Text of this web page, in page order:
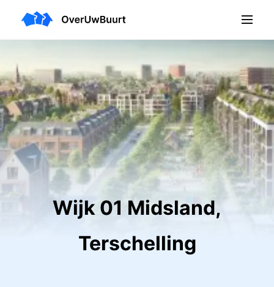
Wijk 01 Midsland,
Terschelling